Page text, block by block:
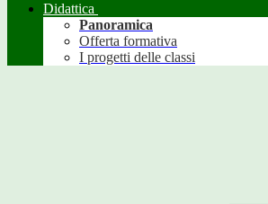
Didattica
Panoramica
Offerta formativa
I progetti delle classi